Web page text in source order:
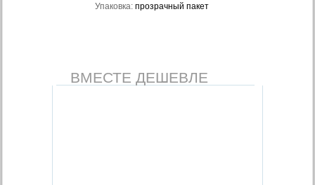
Упаковка: прозрачный пакет
ВМЕСТЕ ДЕШЕВЛЕ